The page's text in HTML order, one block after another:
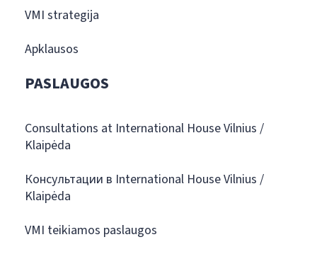
VMI strategija
Apklausos
PASLAUGOS
Consultations at International House Vilnius /
Klaipėda
Консультации в International House Vilnius /
Klaipėda
VMI teikiamos paslaugos